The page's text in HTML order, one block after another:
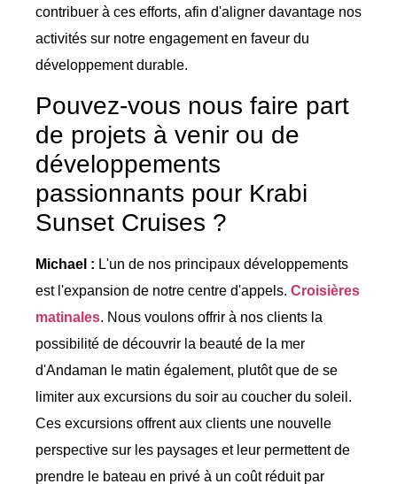
contribuer à ces efforts, afin d'aligner davantage nos
activités sur notre engagement en faveur du
développement durable.
Pouvez-vous nous faire part
de projets à venir ou de
développements
passionnants pour Krabi
Sunset Cruises ?
Michael : L'un de nos principaux développements
est l'expansion de notre centre d'appels. Croisières
matinales. Nous voulons offrir à nos clients la
possibilité de découvrir la beauté de la mer
d'Andaman le matin également, plutôt que de se
limiter aux excursions du soir au coucher du soleil.
Ces excursions offrent aux clients une nouvelle
perspective sur les paysages et leur permettent de
prendre le bateau en privé à un coût réduit par